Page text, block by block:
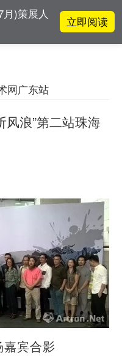
)策展人
立即阅读
化精神世
网广东站
风浪”第二站珠海
宾合影